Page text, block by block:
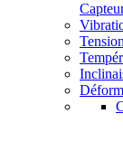
Tension